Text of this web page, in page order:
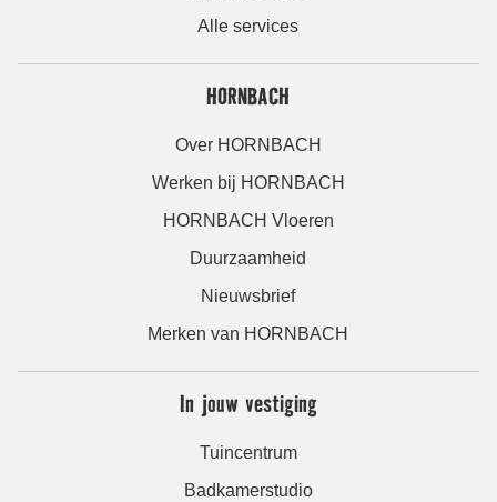
Alle services
HORNBACH
Over HORNBACH
Werken bij HORNBACH
HORNBACH Vloeren
Duurzaamheid
Nieuwsbrief
Merken van HORNBACH
In jouw vestiging
Tuincentrum
Badkamerstudio